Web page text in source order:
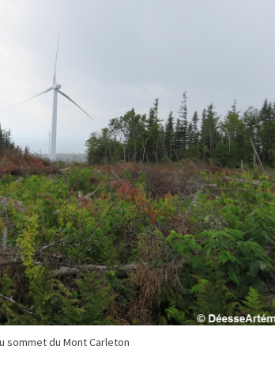
sommet du Mont Carleton